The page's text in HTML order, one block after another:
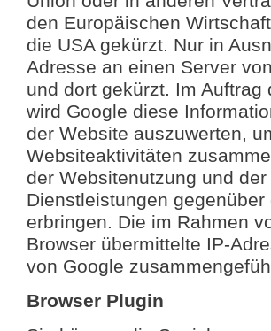
den Europäischen
die USA gekürzt. Nur in
Adresse an einen Server
und dort gekürzt. Im
wird Google diese
der Website auszuwerten,
Websiteaktivitäten
der Websitenutzung und
Dienstleistungen
erbringen. Die im Rahmen
Browser übermittelte IP-
von Google
Browser Plugin